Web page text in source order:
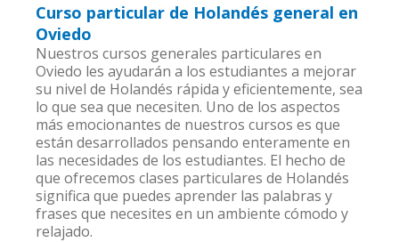
Curso particular de Holandés general en
Oviedo
Nuestros cursos generales particulares en
Oviedo les ayudarán a los estudiantes a mejorar
su nivel de Holandés rápida y eficientemente, sea
lo que sea que necesiten. Uno de los aspectos
más emocionantes de nuestros cursos es que
están desarrollados pensando enteramente en
las necesidades de los estudiantes. El hecho de
que ofrecemos clases particulares de Holandés
significa que puedes aprender las palabras y
frases que necesites en un ambiente cómodo y
relajado.